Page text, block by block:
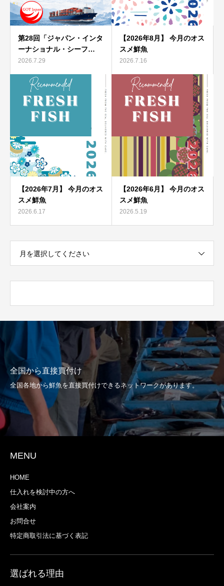
第28回「ジャパン・インタ
ーナショナル・シーフ…
2026.7.29
【2026年8月】 今月のオス
スメ鮮魚
2026.7.16
【2026年7月】 今月のオス
スメ鮮魚
2026.6.17
【2026年6月】 今月のオス
スメ鮮魚
2026.5.19
月を選択してください
全国から直接買付け
全国各地から鮮魚を直接買付けできるネットワークがあります。
MENU
HOME
仕入れを検討中の方へ
会社案内
お問合せ
特定商取引法に基づく表記
選ばれる理由